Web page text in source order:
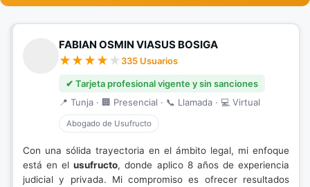
FABIAN OSMIN VIASUS BOSIGA
335 Usuarios
✔ Tarjeta profesional vigente y sin sanciones
📍 Tunja · 🏢 Presencial · 📞 Llamada · 💻 Virtual
Abogado de Usufructo
Con una sólida trayectoria en el ámbito legal, mi enfoque
está en elusufructo, donde aplico 8 años de experiencia
judicial y privada. Mi compromiso es ofrecer resultados